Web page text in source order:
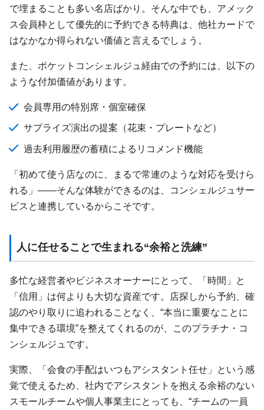
で埋まることも多い名店ばかり。そんな中でも、アメック
ス会員枠として優先的に予約できる特典は、他社カードで
はなかなか得られない価値と言えるでしょう。
また、ポケットコンシェルジュ経由での予約には、以下の
ような付加価値があります。
会員専用の特別席・個室確保
サプライズ演出の提案（花束・プレートなど）
過去利用履歴の蓄積によるリコメンド機能
「初めて使う店なのに、まるで常連のような対応を受けら
れる」——そんな体験ができるのは、コンシェルジュサー
ビスと連携しているからこそです。
人に任せることで生まれる“余裕と洗練”
多忙な経営者やビジネスオーナーにとって、「時間」と
「信用」は何よりも大切な資産です。店探しから予約、確
認のやり取りに追われることなく、“本当に重要なことに
集中できる環境”を整えてくれるのが、このプラチナ・コ
ンシェルジュです。
実際、「会食の手配はいつもアシスタント任せ」という感
覚で使えるため、社内でアシスタントを抱える余裕のない
スモールチームや個人事業主にとっても、“チームの一員